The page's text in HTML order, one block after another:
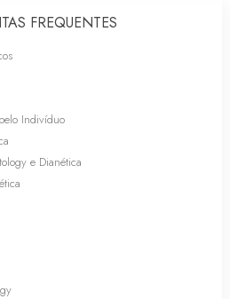
FREQUENTES
Indivíduo
e Dianética